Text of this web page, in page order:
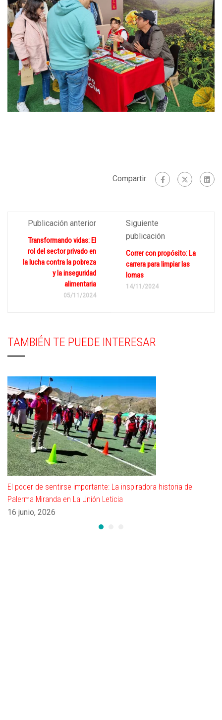
Compartir:
Publicación anterior
Transformando vidas: El
rol del sector privado en
la lucha contra la pobreza
y la inseguridad
alimentaria
05/11/2024
Siguiente
publicación
Correr con propósito: La
carrera para limpiar las
lomas
14/11/2024
TAMBIÉN TE PUEDE INTERESAR
El poder de sentirse importante: La inspiradora historia de
Palerma Miranda en La Unión Leticia
16 junio, 2026